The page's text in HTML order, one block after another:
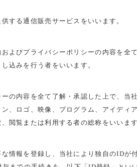
する通信販売サービスをいいます。
よびプライバシーポリシーの内容を全
込みを行う者をいいます。
の内容を全て了解・承認した上で、当
、ロゴ、映像、プログラム、アイディ
閲覧または利用する者の総称をいいます
情報を登録し、当社により独自のIDが